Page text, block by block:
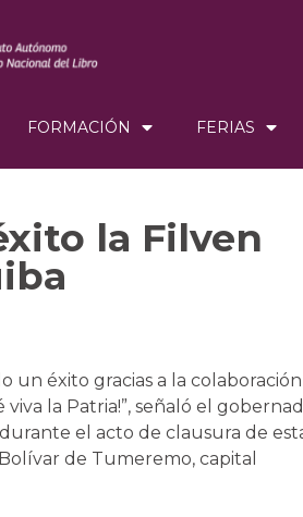
FORMACIÓN FERIAS
la Filven
un éxito gracias a la colaboración
la Patria!”, señaló el
el acto de clausura de
de Tumeremo, capital